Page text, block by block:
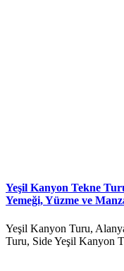
Yeşil Kanyon Tekne
Yemeği, Yüzme ve
Yeşil Kanyon Turu,
Turu, Side Yeşil Kanyon